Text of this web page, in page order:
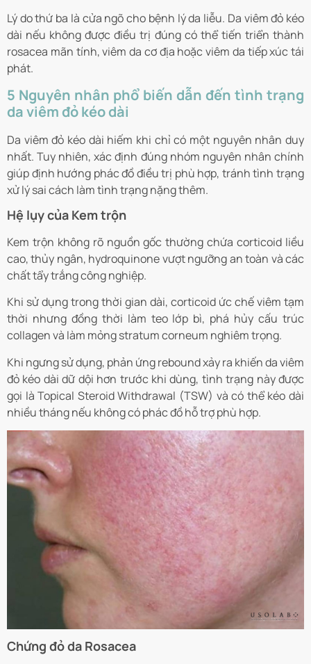
Lý do thứ ba là cửa ngõ cho bệnh lý da liễu. Da viêm đỏ kéo
dài nếu không được điều trị đúng có thể tiến triển thành
rosacea mãn tính, viêm da cơ địa hoặc viêm da tiếp xúc tái
phát.
5 Nguyên nhân phổ biến dẫn đến tình trạng
da viêm đỏ kéo dài
Da viêm đỏ kéo dài hiếm khi chỉ có một nguyên nhân duy
nhất. Tuy nhiên, xác định đúng nhóm nguyên nhân chính
giúp định hướng phác đồ điều trị phù hợp, tránh tình trạng
xử lý sai cách làm tình trạng nặng thêm.
Hệ lụy của Kem trộn
Kem trộn không rõ nguồn gốc thường chứa corticoid liều
cao, thủy ngân, hydroquinone vượt ngưỡng an toàn và các
chất tẩy trắng công nghiệp.
Khi sử dụng trong thời gian dài, corticoid ức chế viêm tạm
thời nhưng đồng thời làm teo lớp bì, phá hủy cấu trúc
collagen và làm mỏng stratum corneum nghiêm trọng.
Khi ngưng sử dụng, phản ứng rebound xảy ra khiến da viêm
đỏ kéo dài dữ dội hơn trước khi dùng, tình trạng này được
gọi là Topical Steroid Withdrawal (TSW) và có thể kéo dài
nhiều tháng nếu không có phác đồ hỗ trợ phù hợp.
Chứng đỏ da Rosacea